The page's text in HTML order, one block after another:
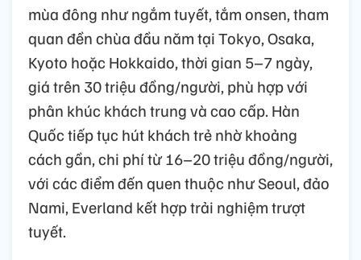
mùa đông như ngắm tuyết, tắm onsen, tham
quan đền chùa đầu năm tại Tokyo, Osaka,
Kyoto hoặc Hokkaido, thời gian 5–7 ngày,
giá trên 30 triệu đồng/người, phù hợp với
phân khúc khách trung và cao cấp. Hàn
Quốc tiếp tục hút khách trẻ nhờ khoảng
cách gần, chi phí từ 16–20 triệu đồng/người,
với các điểm đến quen thuộc như Seoul, đảo
Nami, Everland kết hợp trải nghiệm trượt
tuyết.